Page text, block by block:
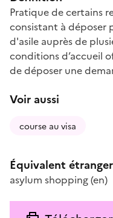
Pratique de certains
consistant à déposer
d'asile auprès de
conditions d’accueil
de déposer une
Voir aussi
course au visa
Équivalent étranger
asylum shopping(en)